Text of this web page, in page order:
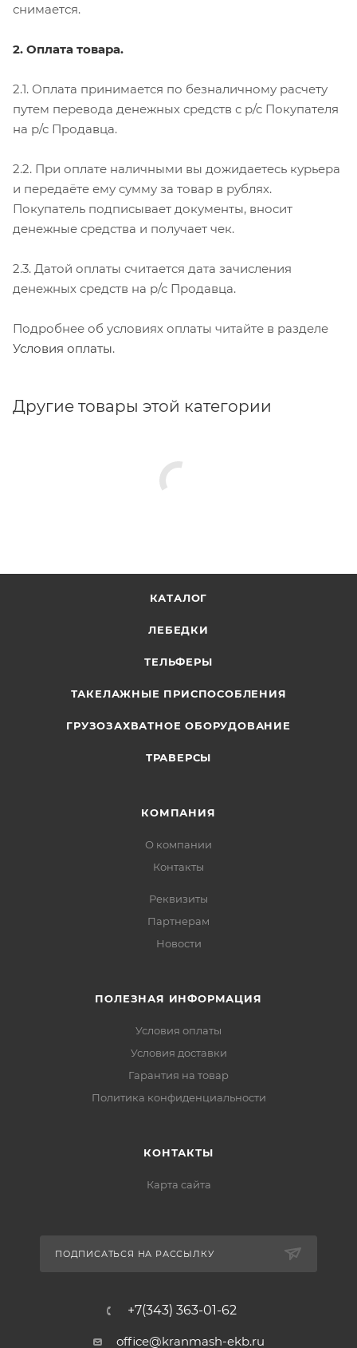
снимается.
2. Оплата товара.
2.1. Оплата принимается по безналичному расчету
путем перевода денежных средств с р/с Покупателя
на р/с Продавца.
2.2. При оплате наличными вы дожидаетесь курьера
и передаёте ему сумму за товар в рублях.
Покупатель подписывает документы, вносит
денежные средства и получает чек.
2.3. Датой оплаты считается дата зачисления
денежных средств на р/с Продавца.
Подробнее об условиях оплаты читайте в разделе
Условия оплаты.
Другие товары этой категории
КАТАЛОГ
ЛЕБЕДКИ
ТЕЛЬФЕРЫ
ТАКЕЛАЖНЫЕ ПРИСПОСОБЛЕНИЯ
ГРУЗОЗАХВАТНОЕ ОБОРУДОВАНИЕ
ТРАВЕРСЫ
КОМПАНИЯ
О компании
Контакты
Реквизиты
Партнерам
Новости
ПОЛЕЗНАЯ ИНФОРМАЦИЯ
Условия оплаты
Условия доставки
Гарантия на товар
Политика конфиденциальности
КОНТАКТЫ
Карта сайта
ПОДПИСАТЬСЯ НА РАССЫЛКУ
+7(343) 363-01-62
office@kranmash-ekb.ru